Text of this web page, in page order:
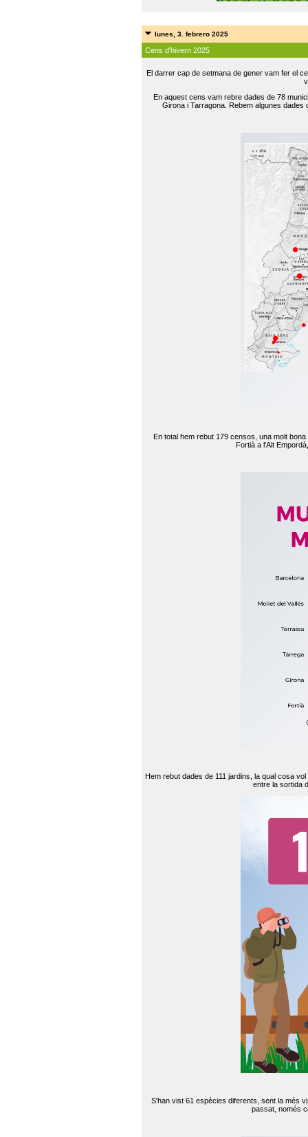
lunes, 3. febrero 2025
Cens d'hivern 2025
El darrer cap de setmana de gener vam fer el
En aquest cens vam rebre dades de 78
Girona i Tarragona. Rebem algunes
En total hem rebut 179 censos, una molt
Fortià a l'Alt
Hem rebut dades de 111 jardins, la qual cosa
entre la sortida
S'han vist 61 espècies diferents, sent la més
passat, només